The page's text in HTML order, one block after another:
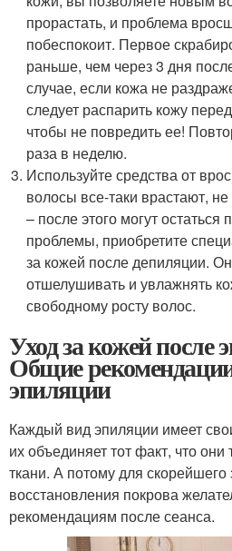
прорастать, и проблема
побеспокоит. Первое
раньше, чем через 3 дня
случае, если кожа не
следует распарить кожу
чтобы не повредить ее!
раза в неделю.
Используйте средства от
волосы все-таки врастают,
– после этого могут
проблемы, приобретите
за кожей после депиляции.
отшелушивать и увлажнять
свободному росту волос.
Уход за кожей после
Общие
эпиляции
Каждый вид эпиляции имеет
их объединяет тот факт, что
ткани. А потому для
восстановления покрова
рекомендациям после сеанса.